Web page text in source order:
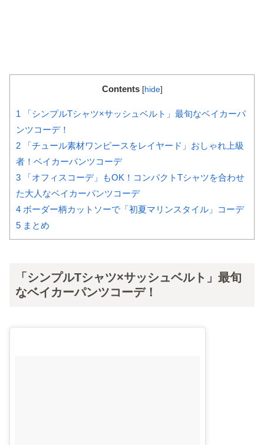
Contents [hide]
1 「シンプルTシャツ×サッシュベルト」最旬なベイカーパ
ンツコーデ！
2 「チュール素材ワンピースをレイヤード」おしゃれ上級
者！ベイカーパンツコーデ
3 「オフィスコーデ」もOK！コンパクトTシャツを合わせ
た大人なベイカーパンツコーデ
4 ボーダー柄カットソーで「初夏マリンスタイル」コーデ
5 まとめ
「シンプルTシャツ×サッシュベルト」最旬
なベイカーパンツコーデ！